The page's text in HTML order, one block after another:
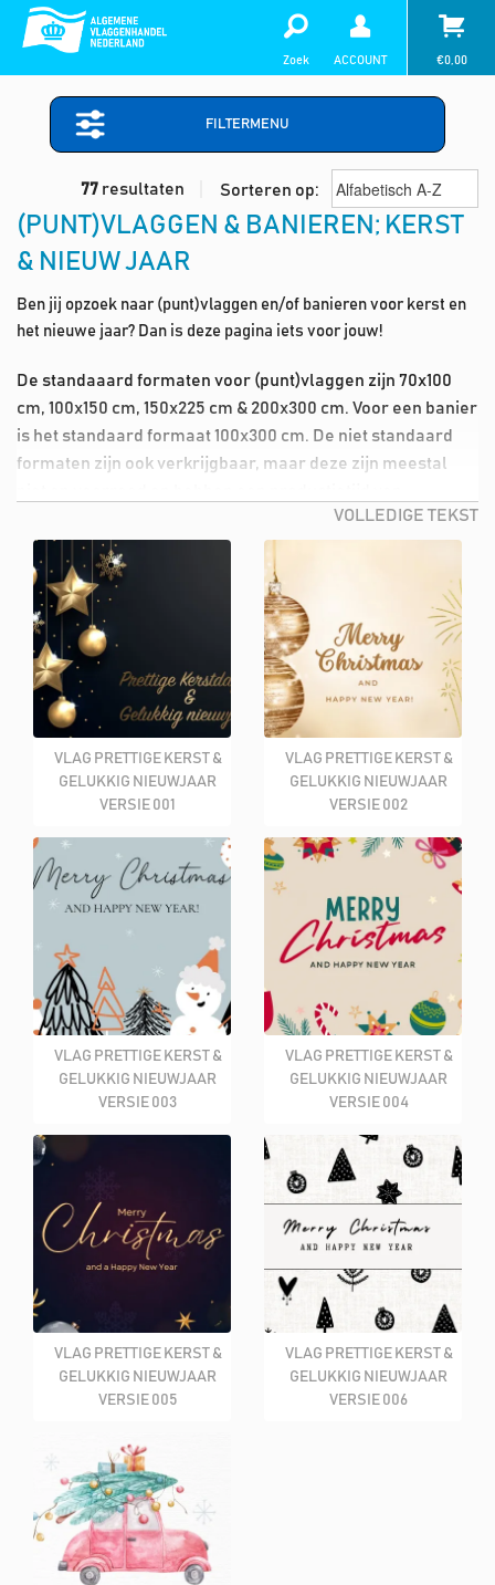
Zoek ACCOUNT €0,00
FILTERMENU
77 resultaten Sorteren op:
(PUNT)VLAGGEN & BANIEREN; KERST
& NIEUW JAAR
Ben jij opzoek naar (punt)vlaggen en/of banieren voor kerst en
het nieuwe jaar? Dan is deze pagina iets voor jouw!
De standaaard formaten voor (punt)vlaggen zijn 70x100
cm, 100x150 cm, 150x225 cm & 200x300 cm. Voor een banier
is het standaard formaat 100x300 cm. De niet standaard
formaten zijn ook verkrijgbaar, maar deze zijn meestal
maximaal 3 tot 4 werkdagen. Staat jouw gewenste
(punt)vlag en/of banier er niet tussen of wil je juist een niet
standaard formaat wat niet op de webshop staat? Neem
dan gerust even contact op met een van onze
medewerkers. En dan zullen wij ervoor zorgen dat het
formaat of variant erbij komen te staan in onze webshop!
Tevens hebben wij ook een een ruime voorraad van wimpels,
vlaggenmasten, vlaggenstokken, grondbevestigingen, frames
en nog meer. Zie op onze website voor welke producten wij
allemaal hebben.
Bij de Algemene Vlaggenhandel Nederland koop je hoge
kwaliteit vlaggen tegen een kleine en scherpe prijs. En vaak
hebben wij ook de laagste prijzen van heel Nederland. De
meeste vlaggen leveren wij direct uit eigen voorraad, je hebt het
hierdoor dus snel in huis.
VOLLEDIGE TEKST
VLAG PRETTIGE KERST &
GELUKKIG NIEUWJAAR
VERSIE 001
VLAG PRETTIGE KERST &
GELUKKIG NIEUWJAAR
VERSIE 002
VLAG PRETTIGE KERST &
GELUKKIG NIEUWJAAR
VERSIE 003
VLAG PRETTIGE KERST &
GELUKKIG NIEUWJAAR
VERSIE 004
VLAG PRETTIGE KERST &
GELUKKIG NIEUWJAAR
VERSIE 005
VLAG PRETTIGE KERST &
GELUKKIG NIEUWJAAR
VERSIE 006